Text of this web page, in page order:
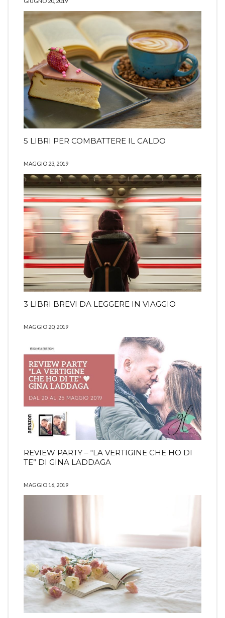
5 LIBRI PER COMBATTERE IL CALDO
MAGGIO 23, 2019
3 LIBRI BREVI DA LEGGERE IN VIAGGIO
MAGGIO 20, 2019
REVIEW PARTY – “LA VERTIGINE CHE HO DI
TE” DI GINA LADDAGA
MAGGIO 16, 2019